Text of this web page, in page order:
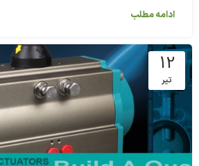
ادامه مطلب
12
تیر